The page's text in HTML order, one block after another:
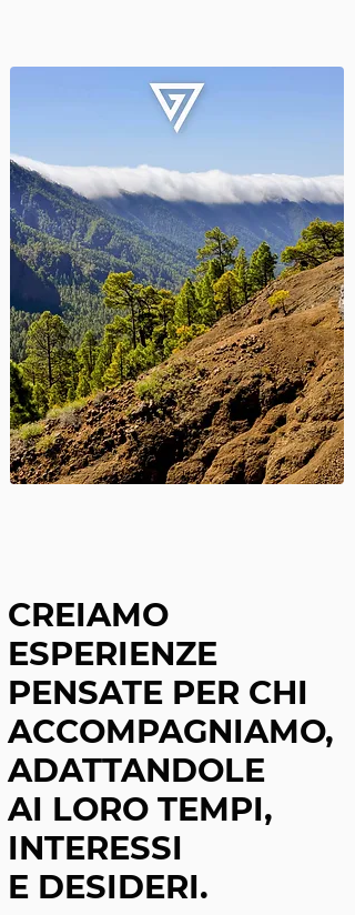
CREIAMO
ESPERIENZE
PENSATE PER CHI
ACCOMPAGNIAMO,
ADATTANDOLE
AI LORO TEMPI,
INTERESSI
E DESIDERI.